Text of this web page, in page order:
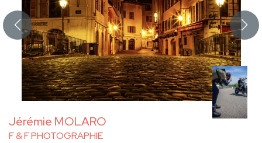
Jérémie MOLARO
F & F PHOTOGRAPHIE